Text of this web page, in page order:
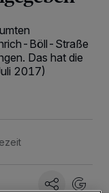
Böll-Straße
Das hat die
2017)